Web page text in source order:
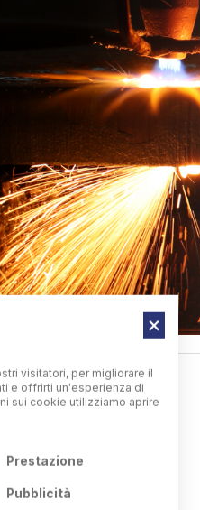
visitatori, per migliorare il
e offrirti un'esperienza di
sui cookie utilizziamo aprire
Prestazione
Pubblicità